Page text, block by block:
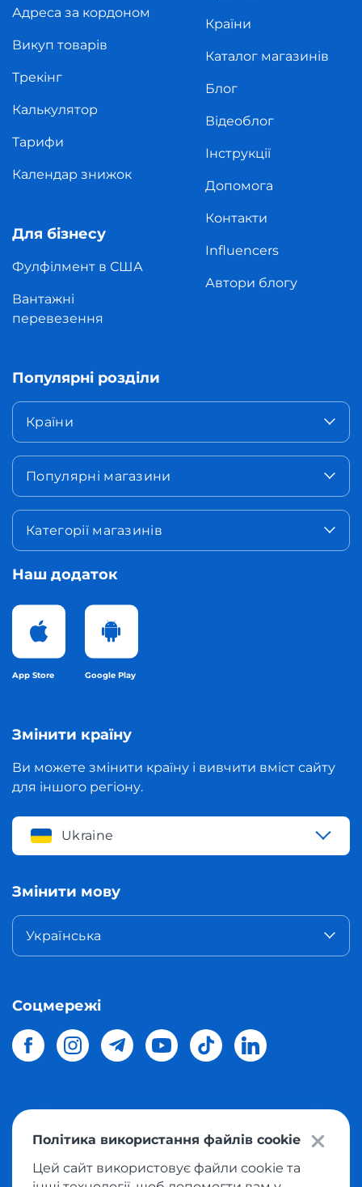
Адреса за кордоном
Викуп товарів
Трекінг
Калькулятор
Тарифи
Календар знижок
Для бізнесу
Фулфілмент в США
Вантажні
перевезення
Країни
Каталог магазинів
Блог
Відеоблог
Інструкції
Допомога
Контакти
Influencers
Автори блогу
Популярні розділи
Країни
Популярні магазини
Категорії магазинів
Наш додаток
App Store Google Play
Змінити країну
Ви можете змінити країну і вивчити вміст сайту
для іншого регіону.
Ukraine
Змінити мову
Українська
Соцмережі
магазинів світу в Україну.Всі права захищені
Політика використання файлів cookie
Цей сайт використовує файли cookie та